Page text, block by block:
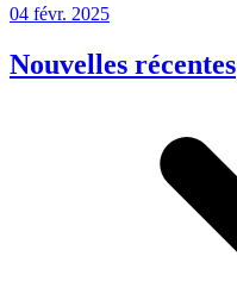
04 févr. 2025
Nouvelles récentes